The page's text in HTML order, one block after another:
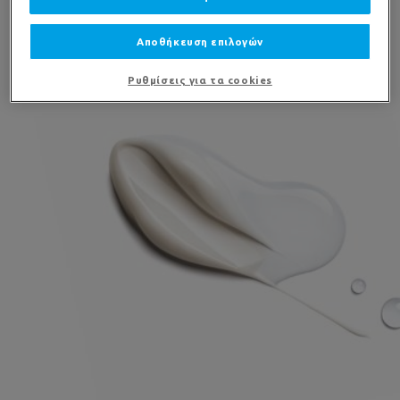
ΤΟ ΓΝΩΡΙΖΑΤΕ;
Αποθήκευση επιλογών
Ρυθμίσεις για τα cookies